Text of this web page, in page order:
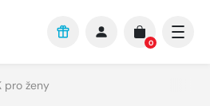
0
pro ženy